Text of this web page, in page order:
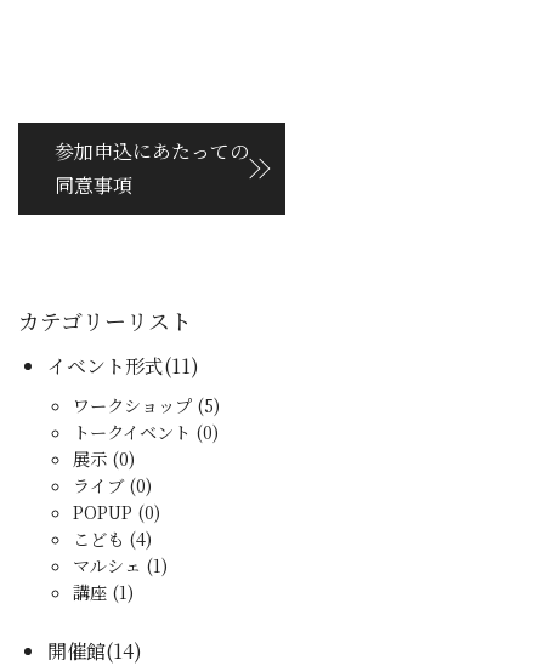
参加申込にあたっての
同意事項
カテゴリーリスト
イベント形式(11)
ワークショップ (5)
トークイベント (0)
展示 (0)
ライブ (0)
POPUP (0)
こども (4)
マルシェ (1)
講座 (1)
開催館(14)